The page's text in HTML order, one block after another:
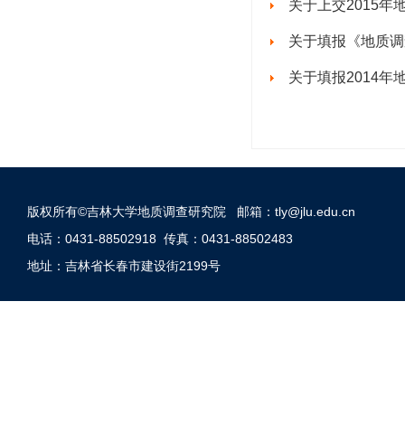
关于上交2015年
关于填报《地质
关于填报2014年
版权所有©吉林大学地质调查研究院 邮箱：tly@jlu.edu.cn
电话：0431-88502918 传真：0431-88502483
地址：吉林省长春市建设街2199号